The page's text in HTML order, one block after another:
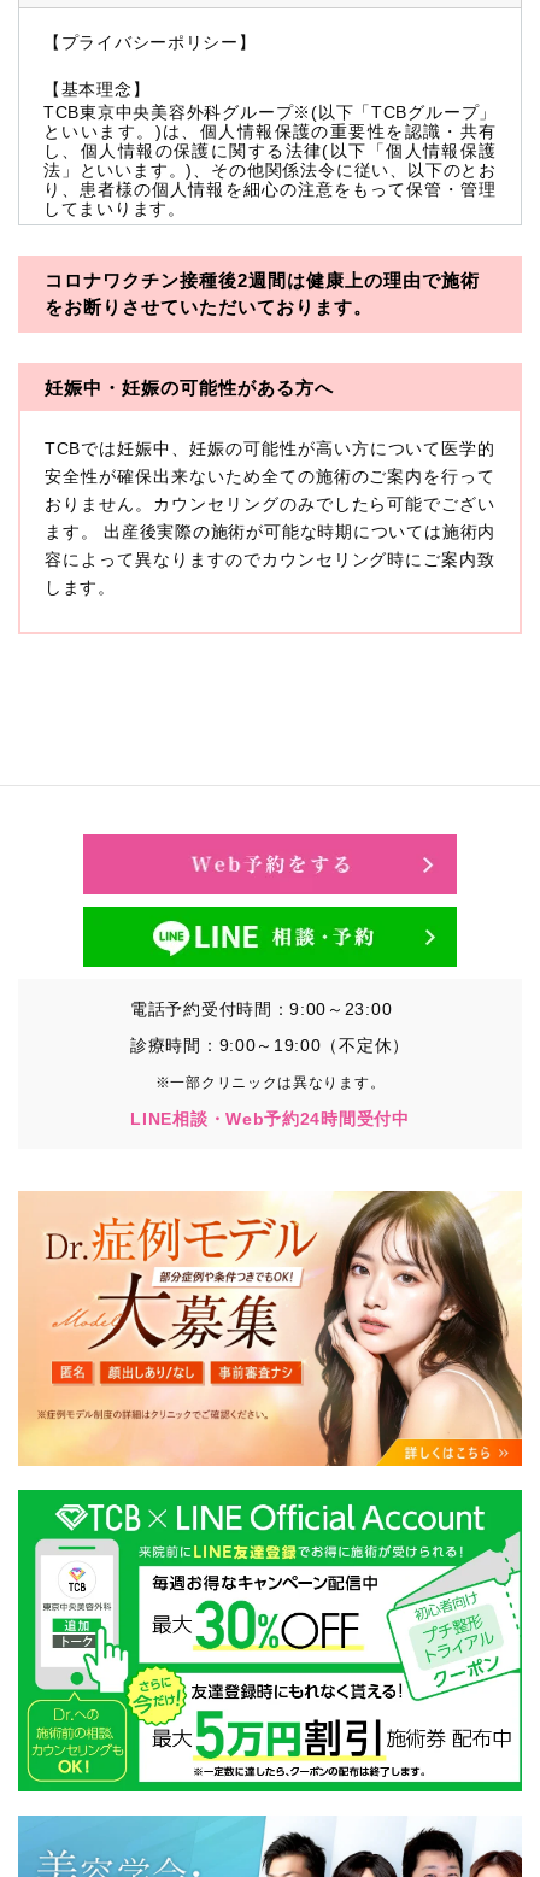
【プライバシーポリシー】
【基本理念】
TCB東京中央美容外科グループ※(以下「TCBグループ」
といいます。)は、個人情報保護の重要性を認識・共有
し、個人情報の保護に関する法律(以下「個人情報保護
法」といいます。)、その他関係法令に従い、以下のとお
り、患者様の個人情報を細心の注意をもって保管・管理
してまいります。
※TCBグループとは以下を総称していいます。
・一般社団法人メディカルアライアンス
・医療法人社団創彩会
本プライバシーポリシーにおいて「個人情報」とは、生
存する個人に関する情報であって、当該情報に含まれる
氏名、生年月日その他の記述等により特定の個人を識別
できるもの又は個人識別符号（個人情報保護委員会の政
令に準じます。）が含まれるものをいいます。
収集した患者様に関する情報には、単独のままでは特定
の個人を識別できない情報もありますが、他の情報と組
み合わせることにより特定の個人を識別できる場合、か
に扱うものとします。
①TCBグループが患者様から取得する情報
・その他、特定の個人を識別することができる情報
②TCBグループが各種サービスの利用に関連して取得す
日時、閲覧履歴等に関連する情報
（これには、Cookie情報、アクセスログ等の利用状況に
関する情報を含みます。）
③TCBグループが第三者から間接的に収集する情報
患者様の同意を得た上で、以下の情報をパブリックDMP
・患者様の閲覧履歴、端末等の情報
【利用目的】
TCBグループは取得情報を以下の目的で利用いたしま
す。
・クリニックの来院予約、医療サービスの提供、医療関
連商品の販売、アフターケア対応、これらに付随する諸
対応等のサービス提供のため
・医療サービスの提供に関する他の医療機関、検査機関
及び研究機関との連携のため
・サービス向上を目的とした医療サービス・販売する医
療関連商品に関する患者様へのアンケートの送受信及び
これに付随する諸対応のため
・Cookie等の技術を用いたアクセス履歴、閲覧記録等に
関する情報の収集、分析
・閲覧記録等から趣味・嗜好を分析した情報を使用して
の広告に利用するため
・お問い合わせ又はご意見の内容確認及びその対応のた
め
・患者様のサービス利用状況の分析及び症例研究のため
・広告、宣伝、マーケティングのため
コロナワクチン接種後2週間は健康上の理由で施術
をお断りさせていただいております。
妊娠中・妊娠の可能性がある方へ
TCBでは妊娠中、妊娠の可能性が高い方について医学的
安全性が確保出来ないため全ての施術のご案内を行って
おりません。カウンセリングのみでしたら可能でござい
ます。 出産後実際の施術が可能な時期については施術内
容によって異なりますのでカウンセリング時にご案内致
します。
電話予約受付時間：9:00～23:00
診療時間：9:00～19:00（不定休）
※一部クリニックは異なります。
LINE相談・Web予約24時間受付中